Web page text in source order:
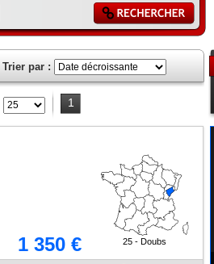
Trier par :
1
1 350 € 25 - Doubs